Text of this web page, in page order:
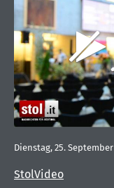
StolVideo
Dienstag, 25. September